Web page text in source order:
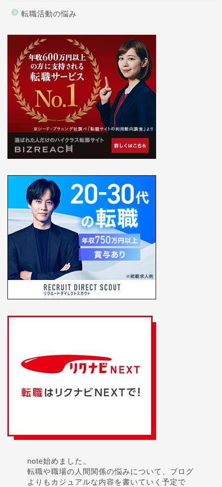
転職活動の悩み
note始めました。
転職や職場の人間関係の悩みについて、ブログ
よりもカジュアルな内容を書いていく予定で